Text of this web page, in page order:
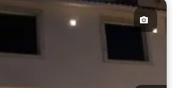
Sala polivalente
Permite mascotas